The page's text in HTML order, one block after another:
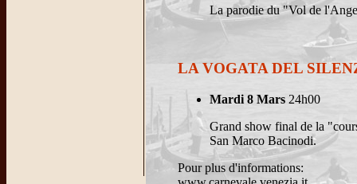
La parodie du "Vol de
LA VOGATA DEL
Mardi 8 Mars 24h00
Grand show final de la
San Marco Bacinodi.
Pour plus d'informations: